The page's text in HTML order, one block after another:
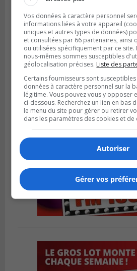
LA PRAIRIE
Publié le 3 août 2026 à 06h57
Sonia Ziadé est candidate
dans La Prairie
Vos données à caractère personnel
informations liées à votre appareil
uniques et autres types de données)
et consultées par 66 partenaires, ainsi
ou utilisées spécifiquement par ce
nous-mêmes sommes susceptibles
géolocalisation précises. Liste des
Certains fournisseurs sont
données à caractère personnel sur la
légitime. Vous pouvez vous y opposer
ci-dessous. Recherchez un lien en bas
le menu du site pour gérer ou retirer
dans les paramètres des cookies et
Autoriser
Gérer vos